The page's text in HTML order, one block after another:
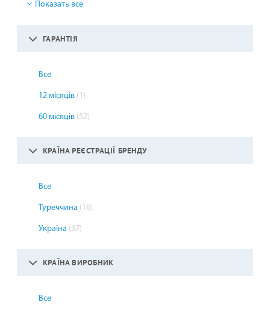
Показать все
ГАРАНТІЯ
Все
12 місяців (1)
60 місяців (52)
КРАЇНА РЕЄСТРАЦІЇ БРЕНДУ
Все
Туреччина (16)
Україна (37)
КРАЇНА ВИРОБНИК
Все